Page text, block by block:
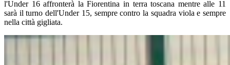
l'Under 16 affronterà la Fiorentina in terra toscana mentre alle 11
sarà il turno dell'Under 15, sempre contro la squadra viola e sempre
nella città gigliata.